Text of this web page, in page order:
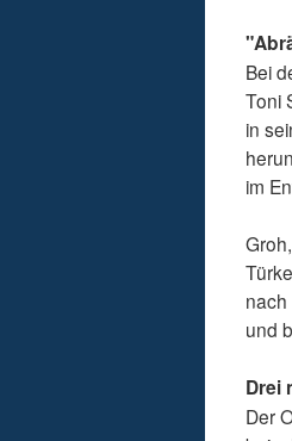
Bei
Toni
in
im
und
Drei
Der